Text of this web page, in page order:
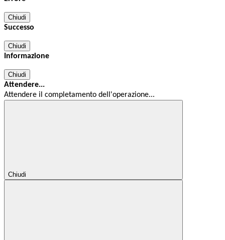
Chiudi
Successo
Chiudi
Informazione
Chiudi
Attendere...
Attendere il completamento dell'operazione...
Chiudi